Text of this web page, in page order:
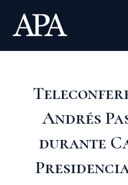
contenido
Andrés
durante